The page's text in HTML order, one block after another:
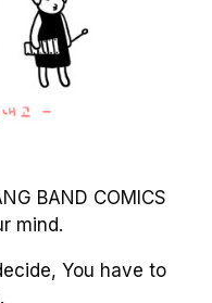
BAND COMICS
mind.
, You have to